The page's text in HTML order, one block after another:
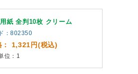
紙 全判10枚 クリーム
：802350
： 1,321円(税込)
位：1